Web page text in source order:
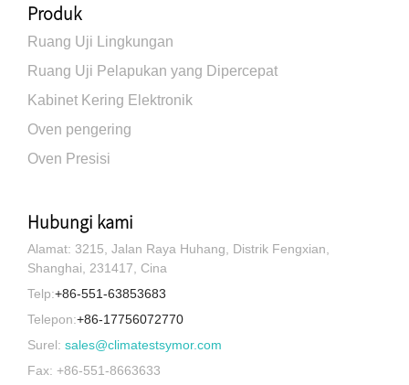
Produk
Ruang Uji Lingkungan
Ruang Uji Pelapukan yang Dipercepat
Kabinet Kering Elektronik
Oven pengering
Oven Presisi
Hubungi kami
Alamat: 3215, Jalan Raya Huhang, Distrik Fengxian,
Shanghai, 231417, Cina
Telp:+86-551-63853683
Telepon:+86-17756072770
Surel: sales@climatestsymor.com
Fax: +86-551-8663633